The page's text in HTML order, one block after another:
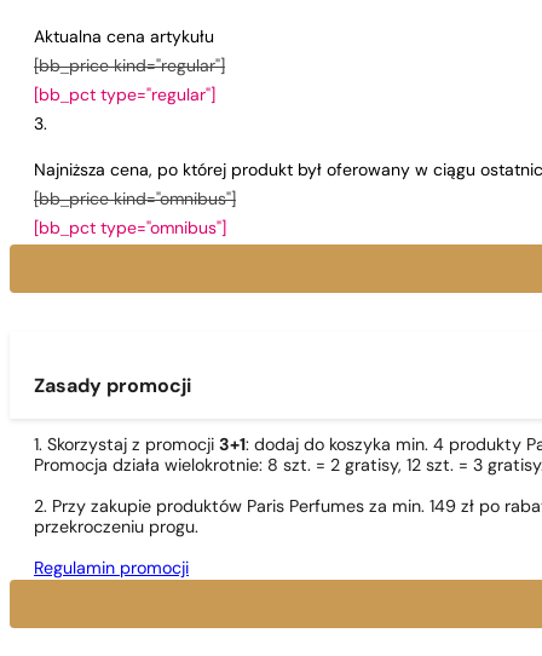
Aktualna cena artykułu
[bb_price kind="regular"]
[bb_pct type="regular"]
Najniższa cena, po której produkt był oferowany w ciągu
[bb_price kind="omnibus"]
[bb_pct type="omnibus"]
Zasady promocji
1. Skorzystaj z promocji 3+1: dodaj do koszyka min. 4 produkty
Promocja działa wielokrotnie: 8 szt. = 2 gratisy, 12 szt. = 3
2. Przy zakupie produktów Paris Perfumes za min. 149 zł po
przekroczeniu progu.
Regulamin promocji